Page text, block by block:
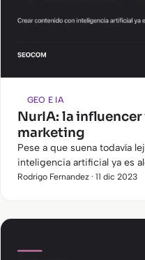
GEO E IA
NurIA: la
marketing
Pese a que suena todavía
inteligencia artificial ya es
potencial. Estamos ante la
Rodrigo Fernandez · 11 dic 2023